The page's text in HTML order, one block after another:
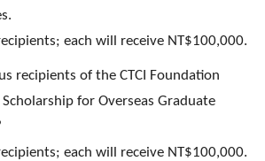
each will receive NT$100,000.
recipients of the CTCI Foundation
Scholarship for Overseas Graduate
each will receive NT$100,000.